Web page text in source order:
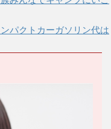
パクトカーガソリン代は